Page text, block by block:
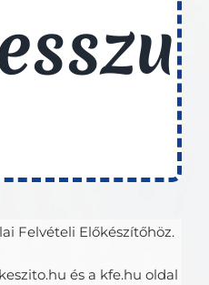
Felvételi Előkészítőhöz.
és a kfe.hu oldal